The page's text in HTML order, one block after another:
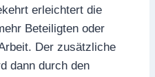
erleichtert die
Beteiligten oder
Der zusätzliche
dann durch den